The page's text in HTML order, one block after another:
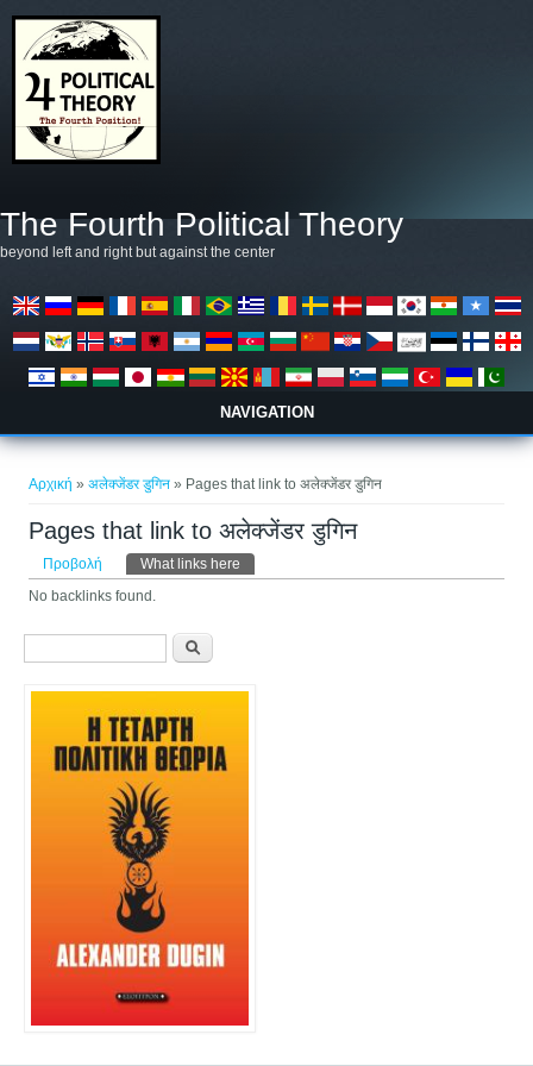
The Fourth Political Theory
beyond left and right but against the center
NAVIGATION
Είστε εδώ
Αρχική »अलेक्जेंडर डुगिन» Pages that link to अलेक्जेंडर डुगिन
Pages that link to अलेक्जेंडर डुगिन
Πρωτεύουσες καρτέλες
Προβολή What links here
No backlinks found.
Φόρμα αναζήτησης